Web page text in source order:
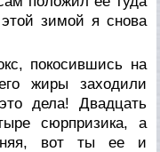
зимой я снова
покосившись на
жиры заходили
дела! Двадцать
сюрпризика, а
вот ты ее и